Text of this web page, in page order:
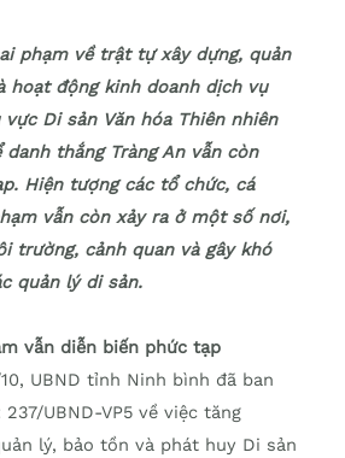
phạm về trật tự xây dựng, quản
hoạt động kinh doanh dịch vụ
Di sản Văn hóa Thiên nhiên
thắng Tràng An vẫn còn
Hiện tượng các tổ chức, cá
vẫn còn xảy ra ở một số nơi,
trường, cảnh quan và gây khó
quản lý di sản.
vẫn diễn biến phức tạp
UBND tỉnh Ninh bình đã ban
UBND-VP5 về việc tăng
lý, bảo tồn và phát huy Di sản